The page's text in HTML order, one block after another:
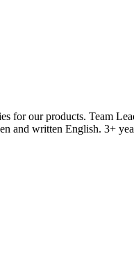
for our products. Team
and written English. 3+